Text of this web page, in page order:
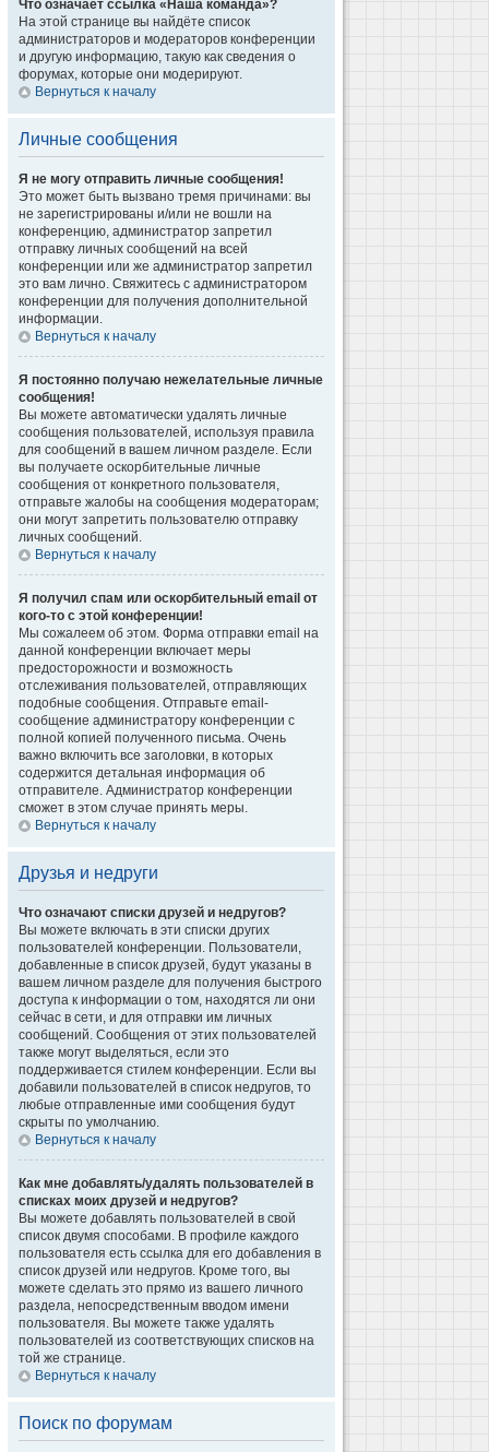
Что означает ссылка «Наша команда»?
На этой странице вы найдёте список
администраторов и модераторов конференции
и другую информацию, такую как сведения о
форумах, которые они модерируют.
Вернуться к началу
Личные сообщения
Я не могу отправить личные сообщения!
Это может быть вызвано тремя причинами: вы
не зарегистрированы и/или не вошли на
конференцию, администратор запретил
отправку личных сообщений на всей
конференции или же администратор запретил
это вам лично. Свяжитесь с администратором
конференции для получения дополнительной
информации.
Вернуться к началу
Я постоянно получаю нежелательные личные
сообщения!
Вы можете автоматически удалять личные
сообщения пользователей, используя правила
для сообщений в вашем личном разделе. Если
вы получаете оскорбительные личные
сообщения от конкретного пользователя,
отправьте жалобы на сообщения модераторам;
они могут запретить пользователю отправку
личных сообщений.
Вернуться к началу
Я получил спам или оскорбительный email от
кого-то с этой конференции!
Мы сожалеем об этом. Форма отправки email на
данной конференции включает меры
предосторожности и возможность
отслеживания пользователей, отправляющих
подобные сообщения. Отправьте email-
сообщение администратору конференции с
полной копией полученного письма. Очень
важно включить все заголовки, в которых
содержится детальная информация об
отправителе. Администратор конференции
сможет в этом случае принять меры.
Вернуться к началу
Друзья и недруги
Что означают списки друзей и недругов?
Вы можете включать в эти списки других
пользователей конференции. Пользователи,
добавленные в список друзей, будут указаны в
вашем личном разделе для получения быстрого
доступа к информации о том, находятся ли они
сейчас в сети, и для отправки им личных
сообщений. Сообщения от этих пользователей
также могут выделяться, если это
поддерживается стилем конференции. Если вы
добавили пользователей в список недругов, то
любые отправленные ими сообщения будут
скрыты по умолчанию.
Вернуться к началу
Как мне добавлять/удалять пользователей в
списках моих друзей и недругов?
Вы можете добавлять пользователей в свой
список двумя способами. В профиле каждого
пользователя есть ссылка для его добавления в
список друзей или недругов. Кроме того, вы
можете сделать это прямо из вашего личного
раздела, непосредственным вводом имени
пользователя. Вы можете также удалять
пользователей из соответствующих списков на
той же странице.
Вернуться к началу
Поиск по форумам